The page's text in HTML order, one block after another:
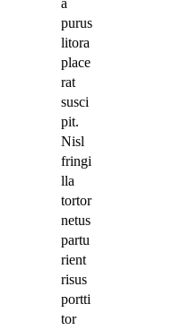
a
purus
litora
place
rat
susci
pit.
Nisl
fringi
lla
tortor
netus
partu
rient
risus
portti
tor